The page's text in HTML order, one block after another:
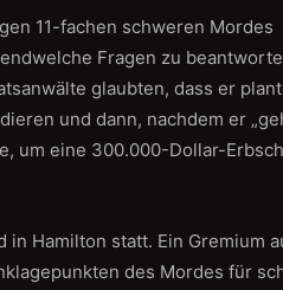
11-fachen schweren Mordes
Fragen zu
glaubten, dass er
und dann, nachdem er
um eine 300.000-Dollar-
Hamilton statt. Ein Gremium
des Mordes für